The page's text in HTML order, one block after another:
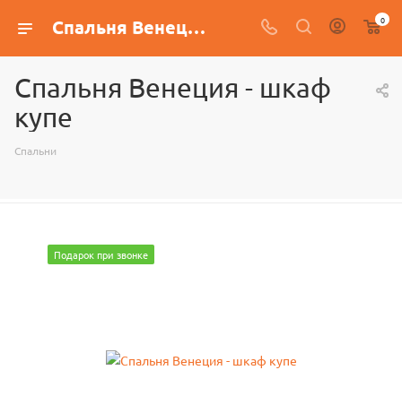
Спальня Венеция - шкаф купе 0
Спальня Венеция - шкаф
купе
Спальни
Подарок при звонке